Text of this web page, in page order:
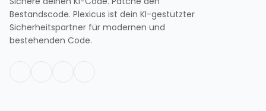
Bestandscode. Plexicus ist dein KI-gestützter
Sicherheitspartner für modernen und
bestehenden Code.